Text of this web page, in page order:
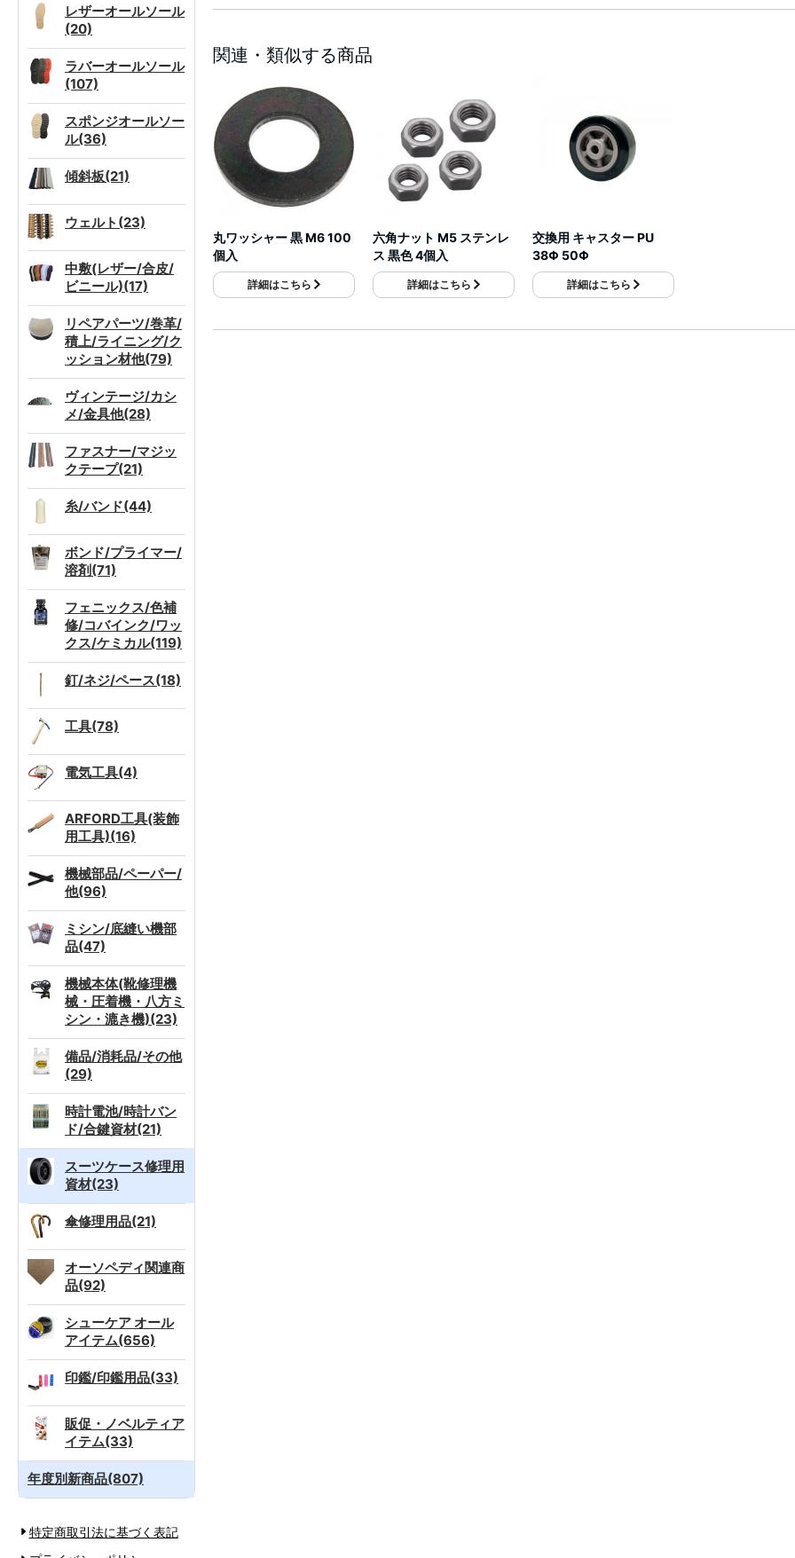
レザーオールソール
(20)
ラバーオールソール
(107)
スポンジオールソー
ル(36)
傾斜板(21)
ウェルト(23)
中敷(レザー/合皮/
ビニール)(17)
リペアパーツ/巻革/
積上/ライニング/ク
ッション材他(79)
ヴィンテージ/カシ
メ/金具他(28)
ファスナー/マジッ
クテープ(21)
糸/バンド(44)
ボンド/プライマー/
溶剤(71)
フェニックス/色補
修/コバインク/ワッ
クス/ケミカル(119)
釘/ネジ/ペース(18)
工具(78)
電気工具(4)
ARFORD工具(装飾
用工具)(16)
機械部品/ペーパー/
他(96)
ミシン/底縫い機部
品(47)
機械本体(靴修理機
械・圧着機・八方ミ
シン・漉き機)(23)
備品/消耗品/その他
(29)
時計電池/時計バン
ド/合鍵資材(21)
スーツケース修理用
資材(23)
傘修理用品(21)
オーソペディ関連商
品(92)
シューケア オール
アイテム(656)
印鑑/印鑑用品(33)
販促・ノベルティア
イテム(33)
年度別新商品(807)
特定商取引法に基づく表記
関連・類似する商品
丸ワッシャー 黒 M6 100
個入
詳細はこちら
六角ナット M5 ステンレ
ス 黒色 4個入
詳細はこちら
交換用 キャスター PU
38Φ 50Φ
詳細はこちら